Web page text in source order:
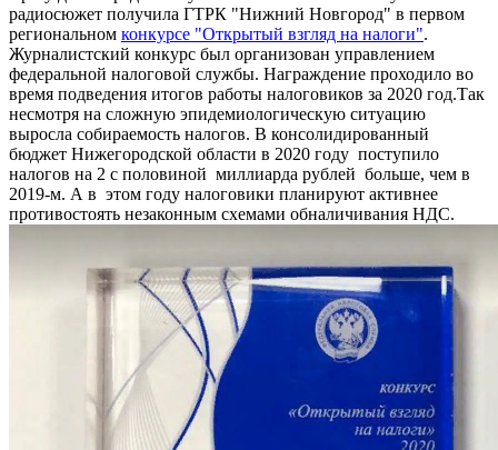
радиосюжет получила ГТРК "Нижний Новгород" в первом
региональном конкурсе "Открытый взгляд на налоги".
Журналистский конкурс был организован управлением
федеральной налоговой службы. Награждение проходило во
время подведения итогов работы налоговиков за 2020 год.Так
несмотря на сложную эпидемиологическую ситуацию
выросла собираемость налогов. В консолидированный
бюджет Нижегородской области в 2020 году поступило
налогов на 2 с половиной миллиарда рублей больше, чем в
2019-м. А в этом году налоговики планируют активнее
противостоять незаконным схемами обналичивания НДС.